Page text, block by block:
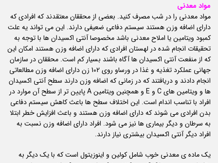
مواد معدنی
مواد معدنی را در شب مصرف کنید. بعضی از محققان معتقدند که افرادی که
دارای اضافه وزن هستند سیستم دفاعی ضعیفی دارند. این می تواند یه علت
کمبود ویتامین یا املاح معدنی باشد مخصوصا آنتی اکسیدان ها با توجه به
تحقیقات انجام شده در لهستان افرادی که دارای اضافه وزن هستند امکان این
که از منفعت آنتی اکسیدان ها آگاه باشند بسیار کم است. محققان در سازمان
جهانی عملکرد تغذیه و غذا در ورساو روی 102 زن دارای اضافه وزن مطالعاتی
انجام دادند و دریافتند که در زمانی که اضافه وزن دارند سطح آنتی اکسیدان
ها و ویتامین های C و E و همچنین ویتامین A پایین تر از سطح آن موارد در
افراد با تناسب اندام است. این اختلاف سطح ها باعث کاهش سیستم دفاعی
بدن افرادی می شوند که دارای اضافه وزن هستند و باعث افزایش خطر ابتلا
به سرطان و دیگر بیماری ها نیز می شود. افراد دارای اضافه وزن نسبت به
افراد دیگر آنتی اکسیدان بیشتری نیاز دارند.
یک ماده ی معدنی خوب شامل کولین و اینوزیتول است که با یک دیگر به